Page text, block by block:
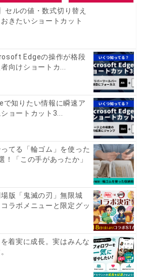
セルの値・数式切り替え
きたいショートカット
Edgeの操作が格段
向けショートカ...
知りたい情報に瞬速ア
ョートカット3...
てる「輪ゴム」を使った
！「この手があったか」
場版「鬼滅の刃」無限城
ラボメニューと限定グッ
着実に成長。実はみんな